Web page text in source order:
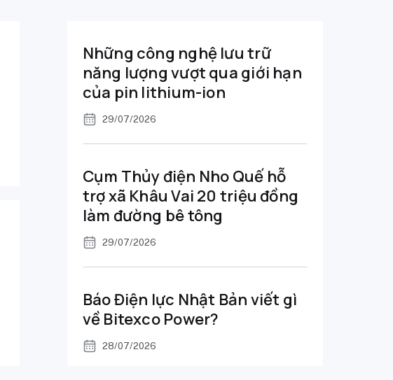
Những công nghệ lưu trữ
năng lượng vượt qua giới hạn
của pin lithium-ion
29/07/2026
Cụm Thủy điện Nho Quế hỗ
trợ xã Khâu Vai 20 triệu đồng
làm đường bê tông
29/07/2026
Báo Điện lực Nhật Bản viết gì
về Bitexco Power?
28/07/2026